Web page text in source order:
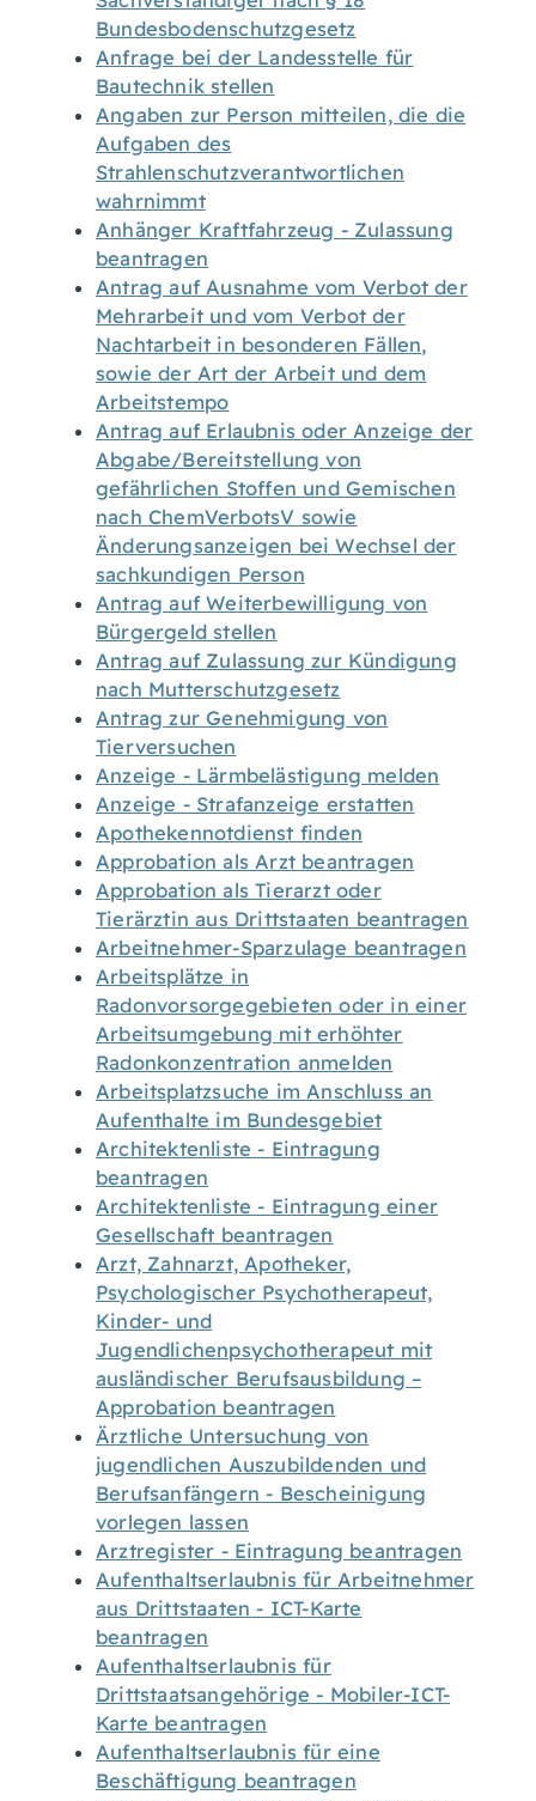
Bundesbodenschutzgesetz
Anfrage bei der Landesstelle für
Bautechnik stellen
Angaben zur Person mitteilen, die die
Aufgaben des
Strahlenschutzverantwortlichen
wahrnimmt
Anhänger Kraftfahrzeug - Zulassung
beantragen
Antrag auf Ausnahme vom Verbot der
Mehrarbeit und vom Verbot der
Nachtarbeit in besonderen Fällen,
sowie der Art der Arbeit und dem
Arbeitstempo
Antrag auf Erlaubnis oder Anzeige der
Abgabe/Bereitstellung von
gefährlichen Stoffen und Gemischen
nach ChemVerbotsV sowie
Änderungsanzeigen bei Wechsel der
sachkundigen Person
Antrag auf Weiterbewilligung von
Bürgergeld stellen
Antrag auf Zulassung zur Kündigung
nach Mutterschutzgesetz
Antrag zur Genehmigung von
Tierversuchen
Anzeige - Lärmbelästigung melden
Anzeige - Strafanzeige erstatten
Apothekennotdienst finden
Approbation als Arzt beantragen
Approbation als Tierarzt oder
Tierärztin aus Drittstaaten beantragen
Arbeitnehmer-Sparzulage beantragen
Arbeitsplätze in
Radonvorsorgegebieten oder in einer
Arbeitsumgebung mit erhöhter
Radonkonzentration anmelden
Arbeitsplatzsuche im Anschluss an
Aufenthalte im Bundesgebiet
Architektenliste - Eintragung
beantragen
Architektenliste - Eintragung einer
Gesellschaft beantragen
Arzt, Zahnarzt, Apotheker,
Psychologischer Psychotherapeut,
Kinder- und
Jugendlichenpsychotherapeut mit
ausländischer Berufsausbildung –
Approbation beantragen
Ärztliche Untersuchung von
jugendlichen Auszubildenden und
Berufsanfängern - Bescheinigung
vorlegen lassen
Arztregister - Eintragung beantragen
Aufenthaltserlaubnis für Arbeitnehmer
aus Drittstaaten - ICT-Karte
beantragen
Aufenthaltserlaubnis für
Drittstaatsangehörige - Mobiler-ICT-
Karte beantragen
Aufenthaltserlaubnis für eine
Beschäftigung beantragen